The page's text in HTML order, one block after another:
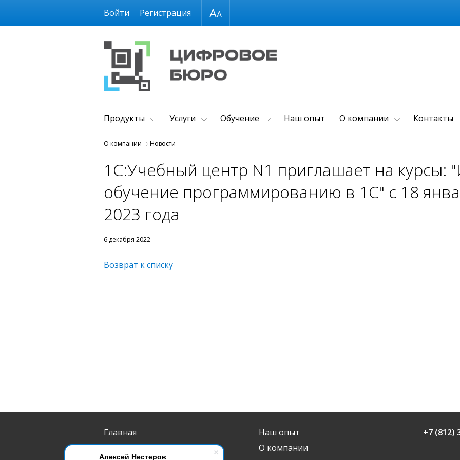
Алексей Нестеров
Размер шрифта
Войти Регистрация
Продукты Услуги Обучение Наш опыт О компании Контакты
О компании Новости
1С:Учебный центр N1 приглашает на курсы:
обучение программированию в 1С" с 18
2023 года
6 декабря 2022
Возврат к списку
Главная
Продукты
Наш опыт
О компании
+7 (812)